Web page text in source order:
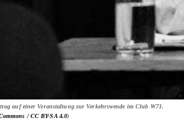
auf einer Veranstaltung zur Verkehrswende im Club W71.
/ CC BY-SA 4.0)